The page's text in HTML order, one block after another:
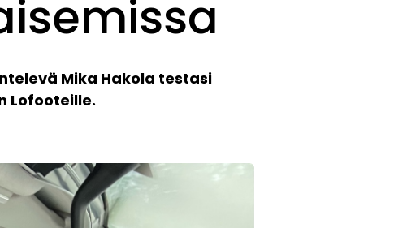
Mika Hakola testasi
Lofooteille.